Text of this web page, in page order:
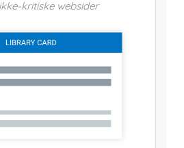
kritiske websider